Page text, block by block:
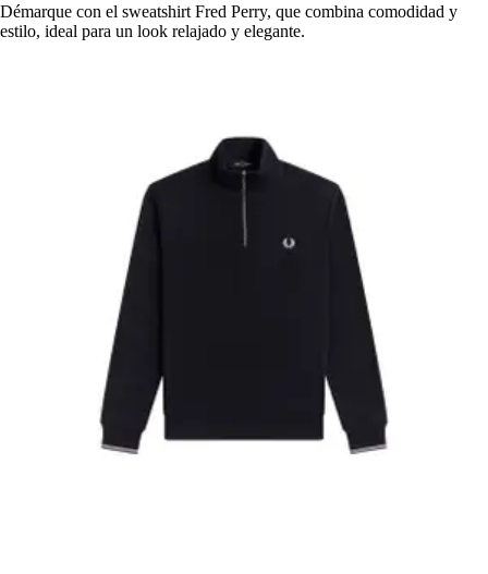
Démarque con el sweatshirt Fred Perry, que combina comodidad y
estilo, ideal para un look relajado y elegante.